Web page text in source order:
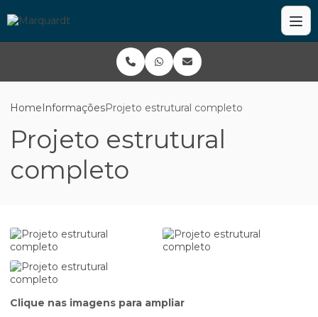
HomeInformaçõesProjeto estrutural completo
Projeto estrutural
completo
Clique nas imagens para ampliar